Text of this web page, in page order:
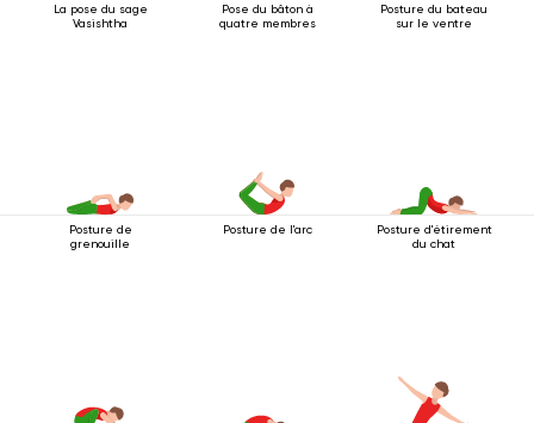
La pose du sage
Vasishtha
Pose du bâton à
quatre membres
Posture du bateau
sur le ventre
Posture de
grenouille
Posture de l'arc
Posture d'étirement
du chat